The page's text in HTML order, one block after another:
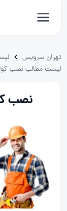
تهران سرویس
لیست مطالب نصب
نصب